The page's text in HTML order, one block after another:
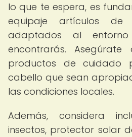
lo que te espera, es
equipaje artículos de
adaptados al
encontrarás.
productos de
cabello que sean
las condiciones locales.
Además, considera
insectos, protector solar